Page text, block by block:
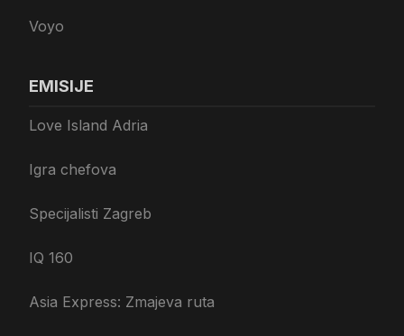
Voyo
EMISIJE
Love Island Adria
Igra chefova
Specijalisti Zagreb
IQ 160
Asia Express: Zmajeva ruta